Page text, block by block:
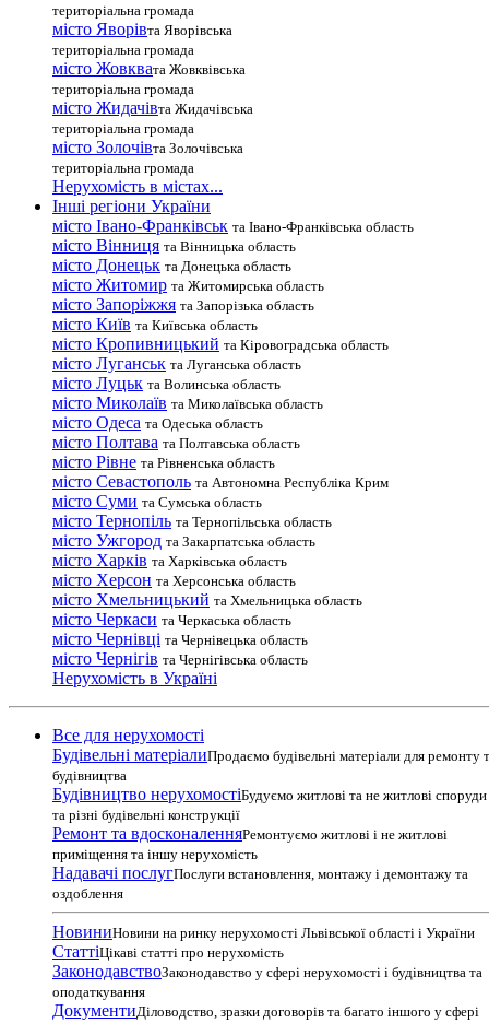
територіальна громада
місто Яворівта Яворівська
територіальна громада
місто Жовквата Жовквівська
територіальна громада
місто Жидачівта Жидачівська
територіальна громада
місто Золочівта Золочівська
територіальна громада
Нерухомість в містах...
Інші регіони України
місто Івано-Франківськ та Івано-Франківська область
місто Вінниця та Вінницька область
місто Донецьк та Донецька область
місто Житомир та Житомирська область
місто Запоріжжя та Запорізька область
місто Київ та Київська область
місто Кропивницький та Кіровоградська область
місто Луганськ та Луганська область
місто Луцьк та Волинська область
місто Миколаїв та Миколаївська область
місто Одеса та Одеська область
місто Полтава та Полтавська область
місто Рівне та Рівненська область
місто Севастополь та Автономна Республіка Крим
місто Суми та Сумська область
місто Тернопіль та Тернопільська область
місто Ужгород та Закарпатська область
місто Харків та Харківська область
місто Херсон та Херсонська область
місто Хмельницький та Хмельницька область
місто Черкаси та Черкаська область
місто Чернівці та Чернівецька область
місто Чернігів та Чернігівська область
Нерухомість в Україні
Все для нерухомості
Будівельні матеріалиПродаємо будівельні матеріали для ремонту
будівництва
Будівництво нерухомостіБудуємо житлові та не житлові споруди
та різні будівельні конструкції
Ремонт та вдосконаленняРемонтуємо житлові і не житлові
приміщення та іншу нерухомість
Надавачі послугПослуги встановлення, монтажу і демонтажу та
оздоблення
НовиниНовини на ринку нерухомості Львівської області і України
СтаттіЦікаві статті про нерухомість
ЗаконодавствоЗаконодавство у сфері нерухомості і будівництва та
оподаткування
ДокументиДіловодство, зразки договорів та багато іншого у сфері